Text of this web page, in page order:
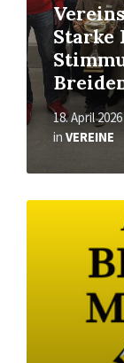
Starke
18. April 2026
in VEREINE
Read